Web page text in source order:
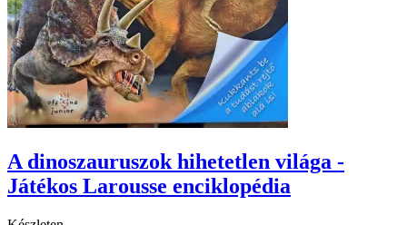
A dinoszauruszok hihetetlen világa -
Játékos Larousse enciklopédia